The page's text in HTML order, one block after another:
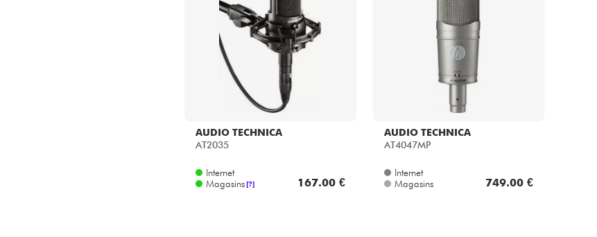
AUDIO TECHNICA
AT2035
Internet
Magasins[?] 167.00 €
AUDIO TECHNICA
AT4047MP
Internet
Magasins
749.00 €